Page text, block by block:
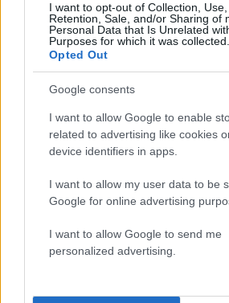
I want to opt-out of Collection, Use,
Retention, Sale, and/or Sharing of
Personal Data that Is Unrelated
Purposes for which it was collected.
Opted Out
Google consents
I want to allow Google to enable
related to advertising like cookies
device identifiers in apps.
I want to allow my user data to be
Google for online advertising
I want to allow Google to send me
personalized advertising.
Πιο δημοφιλή
Συγκίνηση στο τελευταίο
Χαλκιά: Με την
κλαρίνα αποχαιρέτησαν
φωνή της μεταπολίτευσης
Ο Κώστας Σαμαράς
φωτογραφία για την
αδελφής του, Λένας
δύο καταθέσεις «κλειδί»
26χρονου Αφγανού – Το
κινητού, η θεία από την
Canadair 515: Οι πρώτες